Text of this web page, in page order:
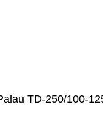
TD-250/100-